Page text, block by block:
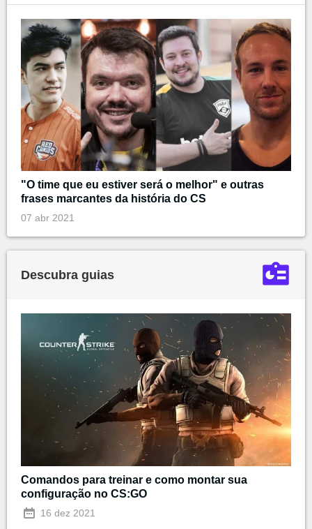
"O time que eu estiver será o melhor" e outras
frases marcantes da história do CS
07 abr 2021
Descubra guias
Comandos para treinar e como montar sua
configuração no CS:GO
16 dez 2021